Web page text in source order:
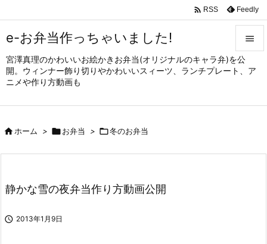
e-お弁当作っちゃいました!
宮澤真理のかわいいお絵かきお弁当(オリジナルのキャラ弁)を公
開。ウィンナー飾り切りやかわいいスィーツ、ランチプレート、ア
ニメや作り方動画も


メニュ
サイド

 RSS Feedly
ホーム > お弁当 > 冬のお弁当
静かな雪の夜弁当作り方動画公開
 2013年1月9日